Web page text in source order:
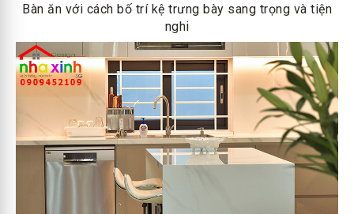
Bàn ăn với cách bố trí kệ trưng bày sang trọng và tiện
nghi